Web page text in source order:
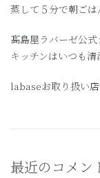
蒸して５分で朝ごは
髙島屋ラバーゼ公
キッチンはいつも清
labaseお取り扱い
最近のコメン